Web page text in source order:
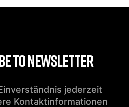
TO NEWSLETTER
jederzeit
Kontaktinformationen